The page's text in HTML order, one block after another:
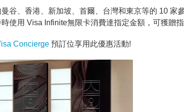
谷、香港、新加坡、首爾、台灣和東京等的 10 家
使用 Visa Infinite無限卡消費達指定金額，可獲贈
Concierge 預訂位享用此優惠活動!